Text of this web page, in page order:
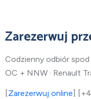
Zarezerwuj
Codzienny odbiór spod
OC + NNW · Renault
Zarezerwuj online ]